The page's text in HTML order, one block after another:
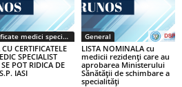
Certificate medici specialiști / primari
CU CERTIFICATELE
SPECIALIST
SE POT RIDICA DE
IASI
General
LISTA NOMINALA cu
medicii rezidenţi care au
aprobarea Ministerului
Sănătăţii de schimbare a
specialităţi